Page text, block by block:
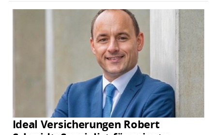
Ideal Versicherungen Robert